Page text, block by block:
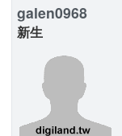
galen0968
新生